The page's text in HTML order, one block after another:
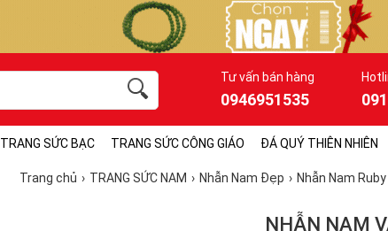
Tư vấn bán hàng
0946951535
TRANG SỨC BẠC TRANG SỨC CÔNG GIÁO ĐÁ QUÝ THIÊN NHIÊN
Trang chủ TRANG SỨC NAM Nhẫn Nam Đẹp Nhẫn Nam Ruby
NHẪN NAM